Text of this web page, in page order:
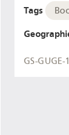
Tags
GS-GUGE-